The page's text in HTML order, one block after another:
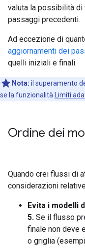
valuta la possibilità
passaggi precedenti.
Ad eccezione di
aggiornamenti dei
quelli iniziali e finali.
Nota: il superamento
se la funzionalità
Limiti
Ordine dei
Quando crei flussi di
considerazioni
Evita i modelli
5. Se il flusso
finale non deve
o griglia